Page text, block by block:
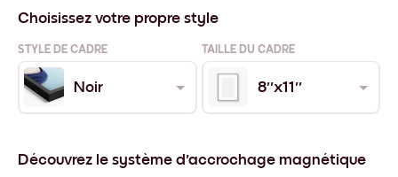
Choisissez votre propre style
STYLE DE CADRE TAILLE DU CADRE
Noir 8''x11''
Découvrez le système d'accrochage magnétique